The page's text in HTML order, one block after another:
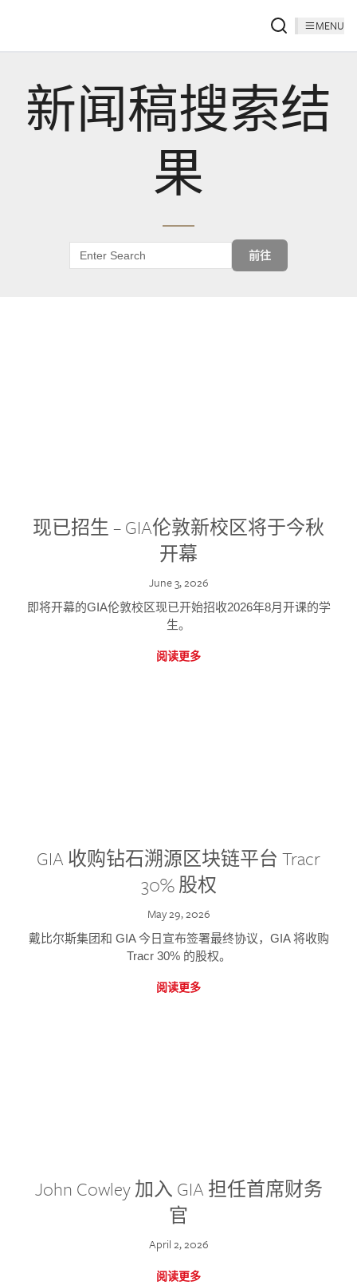
MENU
新闻稿搜索结
果
前往
现已招生 – GIA伦敦新校区将于今秋
开幕
June 3, 2026
即将开幕的GIA伦敦校区现已开始招收2026年8月开课的学
生。
阅读更多
GIA 收购钻石溯源区块链平台 Tracr
30% 股权
May 29, 2026
戴比尔斯集团和 GIA 今日宣布签署最终协议，GIA 将收购
Tracr 30% 的股权。
阅读更多
John Cowley 加入 GIA 担任首席财务
官
April 2, 2026
阅读更多